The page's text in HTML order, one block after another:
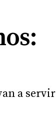
a servir